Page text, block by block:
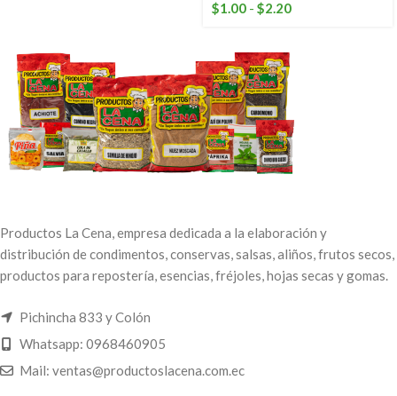
$1.00 - $2.20
Productos La Cena, empresa dedicada a la elaboración y
distribución de condimentos, conservas, salsas, aliños, frutos secos,
productos para repostería, esencias, fréjoles, hojas secas y gomas.
Pichincha 833 y Colón
Whatsapp: 0968460905
Mail: ventas@productoslacena.com.ec